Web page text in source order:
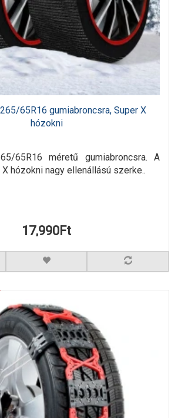
65R16 gumiabroncsra, Super X
hózokni
65R16 méretű gumiabroncsra. A
X hózokni nagy ellenállású szerke..
17,990Ft